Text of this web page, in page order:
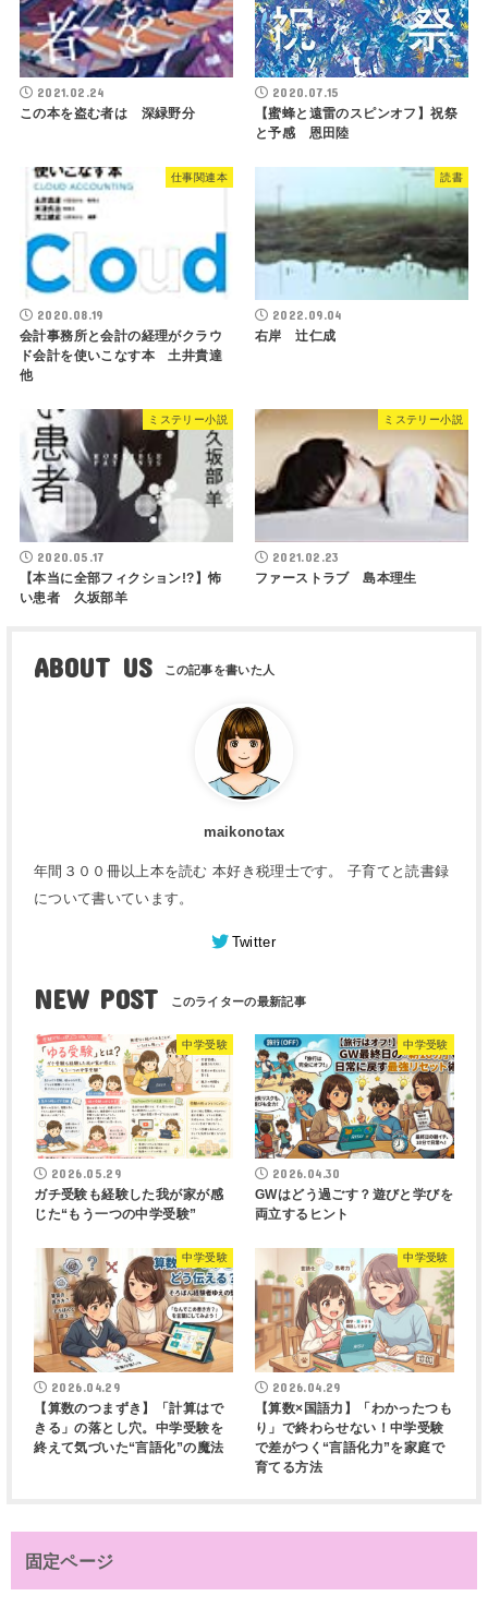
2021.02.24
この本を盗む者は 深緑野分
2020.07.15
【蜜蜂と遠雷のスピンオフ】祝祭
と予感 恩田陸
仕事関連本
2020.08.19
会計事務所と会計の経理がクラウ
ド会計を使いこなす本 土井貴達
他
読書
2022.09.04
右岸 辻仁成
ミステリー小説
2020.05.17
【本当に全部フィクション!?】怖
い患者 久坂部羊
ミステリー小説
2021.02.23
ファーストラブ 島本理生
ABOUT US
maikonotax
年間３００冊以上本を読む 本好き税理士です。 子育てと読書録
について書いています。
Twitter
NEW POST
中学受験
2026.05.29
ガチ受験も経験した我が家が感
じた“もう一つの中学受験”
中学受験
2026.04.30
GWはどう過ごす？遊びと学びを
両立するヒント
中学受験
2026.04.29
【算数のつまずき】「計算はで
きる」の落とし穴。中学受験を
終えて気づいた“言語化”の魔法
中学受験
2026.04.29
【算数×国語力】「わかったつも
り」で終わらせない！中学受験
で差がつく“言語化力”を家庭で
育てる方法
固定ページ